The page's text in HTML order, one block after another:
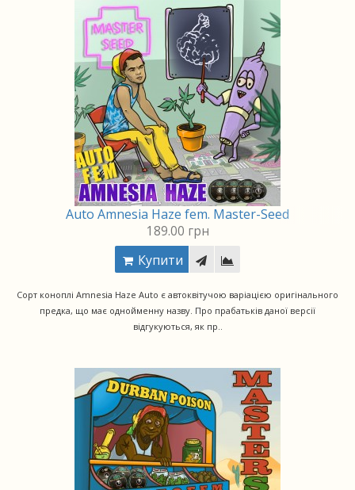
Auto Amnesia Haze fem. Master-Seed
189.00 грн
Купити
Сорт коноплі Amnesia Haze Auto є автоквітучою варіацією оригінального
предка, що має однойменну назву. Про прабатьків даної версії
відгукуються, як пр..